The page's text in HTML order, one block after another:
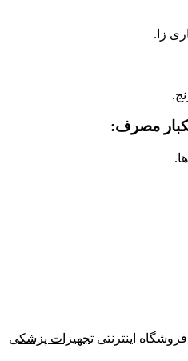
زا.
مصرف:
اینترنتی تجهیزات پزشکی